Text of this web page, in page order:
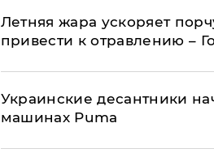
Летняя жара ускоряет
привести к отравлению –
Украинские десантники
машинах Puma